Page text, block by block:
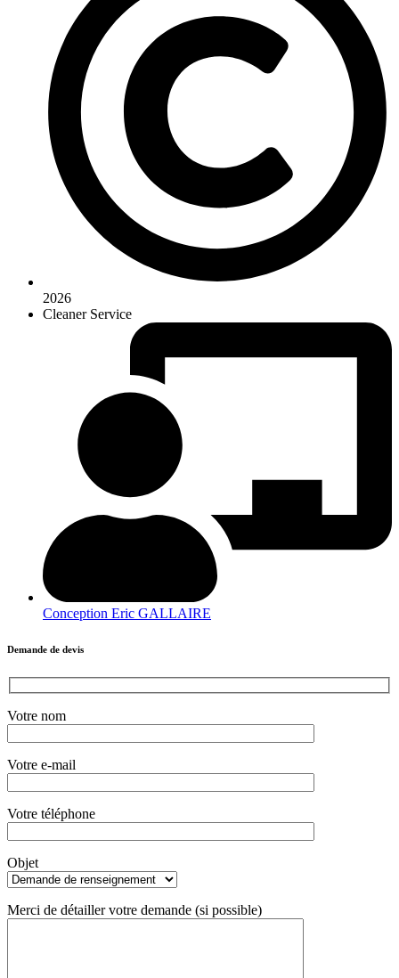
2026
Cleaner Service
Conception Eric GALLAIRE
Demande de devis
Votre nom
Votre e-mail
Votre téléphone
Objet
Merci de détailler votre demande (si possible)